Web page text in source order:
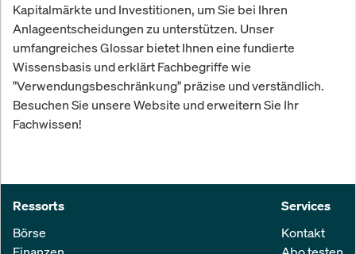
Kapitalmärkte und Investitionen, um Sie bei Ihren
Anlageentscheidungen zu unterstützen. Unser
umfangreiches Glossar bietet Ihnen eine fundierte
Wissensbasis und erklärt Fachbegriffe wie
"Verwendungsbeschränkung" präzise und verständlich.
Besuchen Sie unsere Website und erweitern Sie Ihr
Fachwissen!
Ressorts
Börse
Services
Kontakt